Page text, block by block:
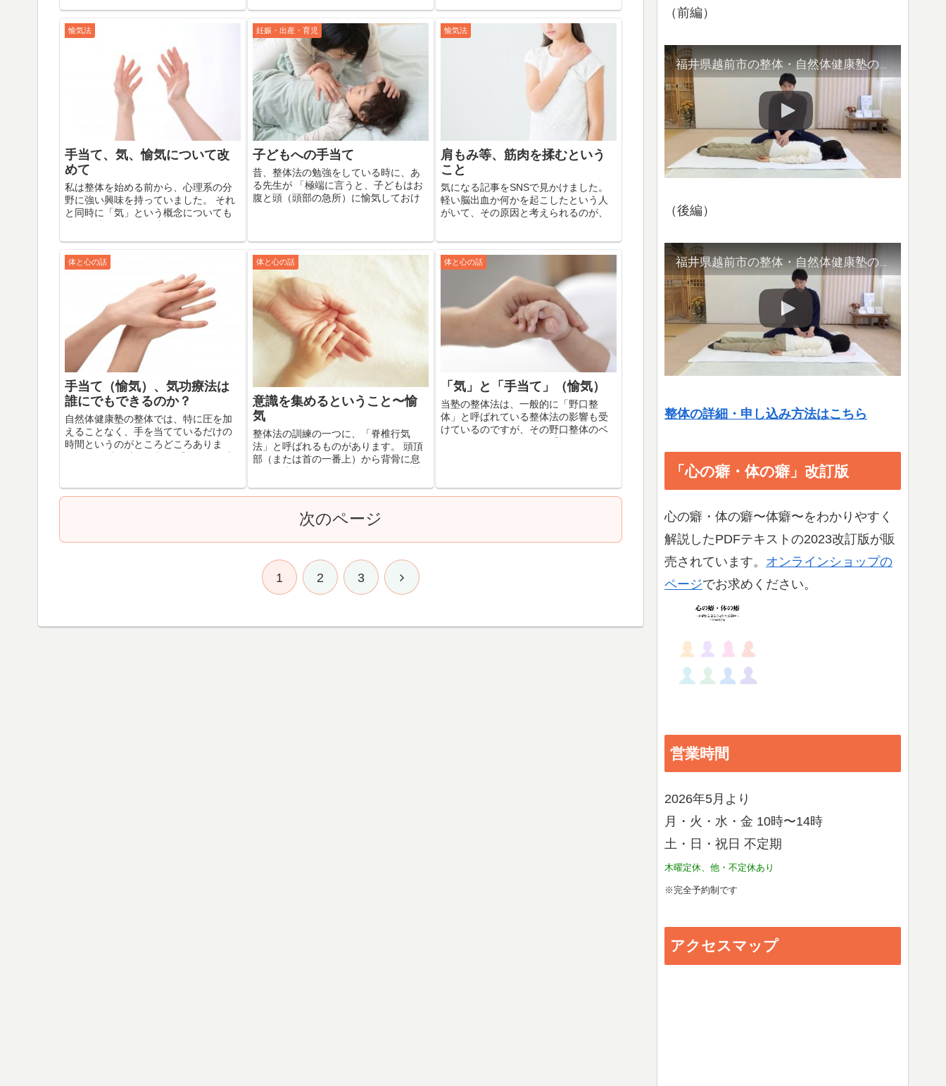
ぎている...
愉気法
手当て、気、愉気について改
めて
私は整体を始める前から、心理系の分
野に強い興味を持っていました。 それ
と同時に「気」という概念についても
りしていたこともあります。 の...
妊娠・出産・育児
子どもへの手当て
昔、整体法の勉強をしている時に、あ
る先生が 「極端に言うと、子どもはお
腹と頭（頭部の急所）に愉気しておけ
愉気法
肩もみ等、筋肉を揉むという
こと
気になる記事をSNSで見かけました。
軽い脳出血か何かを起こしたという人
がいて、その原因と考えられるのが、
体の勉強をしていた時代...
体と心の話
手当て（愉気）、気功療法は
誰にでもできるのか？
自然体健康塾の整体では、特に圧を加
えることなく、手を当てているだけの
時間というのがところどころありま
それで、よく尋ねられるのは、 ...
体と心の話
意識を集めるということ〜愉
気
整体法の訓練の一つに、「脊椎行気
法」と呼ばれるものがあります。 頭頂
部（または首の一番上）から背骨に息
を吸い込んでいく、というもので、訓
えてもいいかと思います。 もちろん実
際に背骨に息が入ることなど...
体と心の話
「気」と「手当て」（愉気）
当塾の整体法は、一般的に「野口整
体」と呼ばれている整体法の影響も受
けているのですが、その野口整体のベ
次のページ
1 2 3
（前編）
福井県越前市の整体・自然体健康塾の整体の様子（1）背骨の観察／骨盤他
（後編）
福井県越前市の整体・自然体健康塾の整体の様子（2）腹部や首など
整体の詳細・申し込み方法はこちら
「心の癖・体の癖」改訂版
心の癖・体の癖〜体癖〜をわかりやすく
解説したPDFテキストの2023改訂版が販
売されています。 オンラインショップの
ページでお求めください。
営業時間
2026年5月より
月・火・水・金 10時〜14時
土・日・祝日 不定期
木曜定休、他・不定休あり
※完全予約制です
アクセスマップ